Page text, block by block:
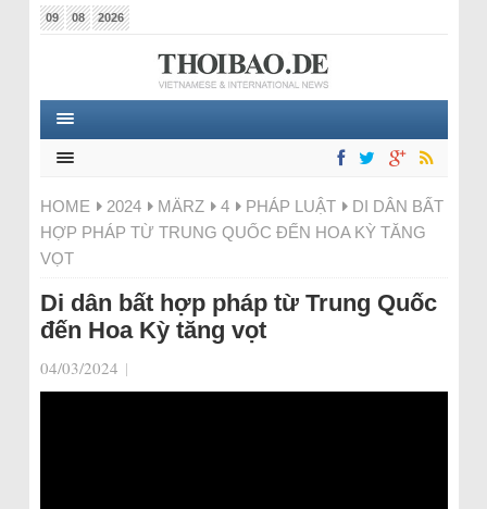
09 08 2026
HOME 2024 MÄRZ 4 PHÁP LUẬT
DI DÂN BẤT
HỢP PHÁP TỪ TRUNG QUỐC ĐẾN HOA KỲ TĂNG
VỌT
Di dân bất hợp pháp từ Trung Quốc
đến Hoa Kỳ tăng vọt
04/03/2024 |